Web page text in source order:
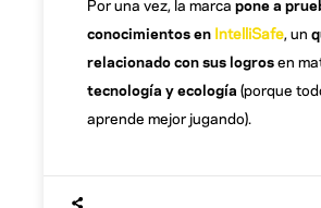
conocimientos en IntelliSafe, un
relacionado con sus logrosen
tecnología y ecología (porque
aprende mejor jugando).